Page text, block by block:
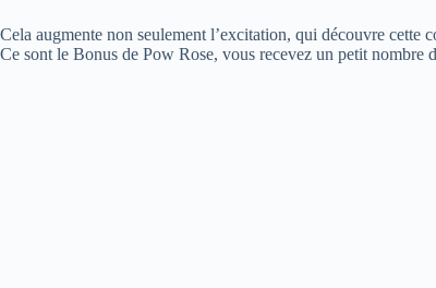
Cela augmente non seulement l’excitation, qui découvre
Ce sont le Bonus de Pow Rose, vous recevez un petit nombre